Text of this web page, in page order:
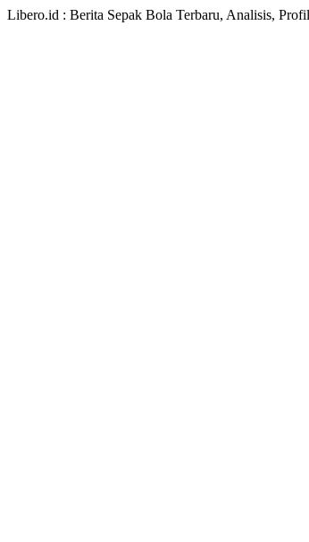
Libero.id : Berita Sepak Bola Terbaru, Analisis,